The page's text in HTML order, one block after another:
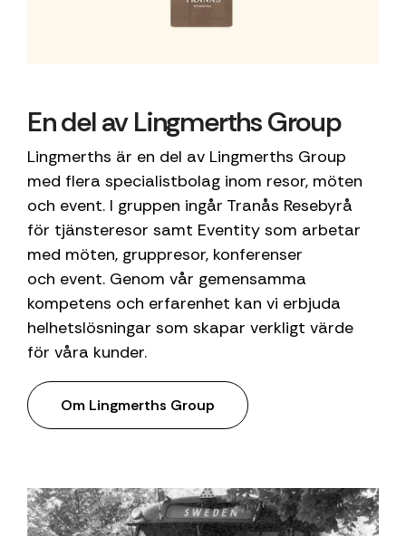
En del av Lingmerths Group
Lingmerths är en del av Lingmerths Group
med flera specialistbolag inom resor, möten
och event. I gruppen ingår Tranås Resebyrå
för tjänsteresor samt Eventity som arbetar
med möten, gruppresor, konferenser
och event. Genom vår gemensamma
kompetens och erfarenhet kan vi erbjuda
helhetslösningar som skapar verkligt värde
för våra kunder.
Om Lingmerths Group